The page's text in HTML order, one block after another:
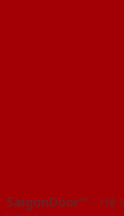
SaigonDoor™ - Hệ